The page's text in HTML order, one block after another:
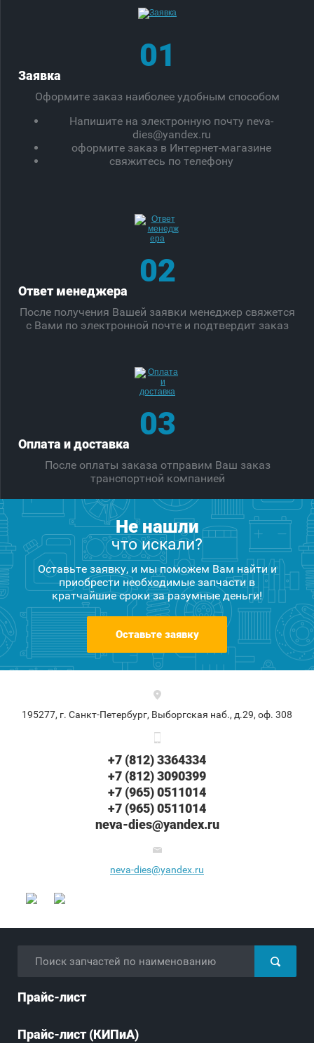
01
Заявка
Оформите заказ наиболее удобным способом
Напишите на электронную почту neva-
dies@yandex.ru
оформите заказ в Интернет-магазине
свяжитесь по телефону
02
Ответ менеджера
После получения Вашей заявки менеджер свяжется
с Вами по электронной почте и подтвердит заказ
03
Оплата и доставка
После оплаты заказа отправим Ваш заказ
транспортной компанией
Не нашли
что искали?
Оставьте заявку, и мы поможем Вам найти и
приобрести необходимые запчасти в
кратчайшие сроки за разумные деньги!
Оставьте заявку
195277, г. Санкт-Петербург, Выборгская наб., д.29, оф. 308
+7 (812) 3364334
+7 (812) 3090399
+7 (965) 0511014
+7 (965) 0511014
neva-dies@yandex.ru
neva-dies@yandex.ru
Прайс-лист
Прайс-лист (КИПиА)